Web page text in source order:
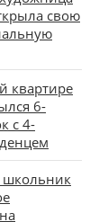
свою
квартире
6-
с 4-
школьник